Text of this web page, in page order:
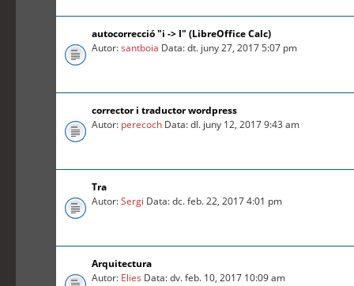
autocorrecció "i -> I" (LibreOffice Calc)
Autor:santboia Data: dt. juny 27, 2017 5:07 pm
corrector i traductor wordpress
Autor: perecoch Data: dl. juny 12, 2017 9:43 am
Tra
Autor:Sergi Data: dc. feb. 22, 2017 4:01 pm
Arquitectura
Autor: Elies Data: dv. feb. 10, 2017 10:09 am